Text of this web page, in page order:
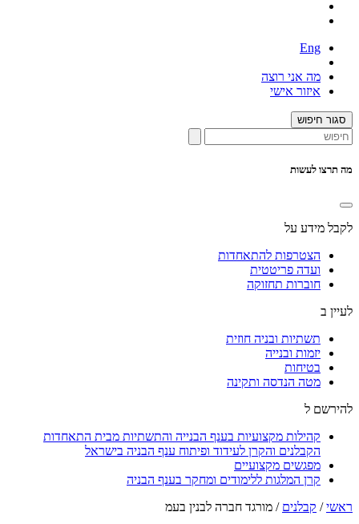
Eng
מה אני רוצה
איזור אישי
סגור חיפוש
מה תרצו לעשות
לקבל מידע על
הצטרפות להתאחדות
ועדה פריטטית
חוברות תחזוקה
לעיין ב
תשתיות ובניה חוזית
יזמות ובנייה
בטיחות
מטה הנדסה ותקינה
להירשם ל
קהילות מקצועיות בענף הבנייה והתשתיות מבית התאחדות
הקבלנים והקרן לעידוד ופיתוח ענף הבניה בישראל
מפגשים מקצועיים
קרן המלגות ללימודים ומחקר בענף הבניה
ראשי/ קבלנים / מורגד חברה לבנין בעמ